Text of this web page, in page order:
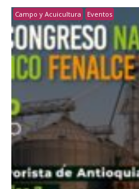
Campo y Acuicultura Eventos